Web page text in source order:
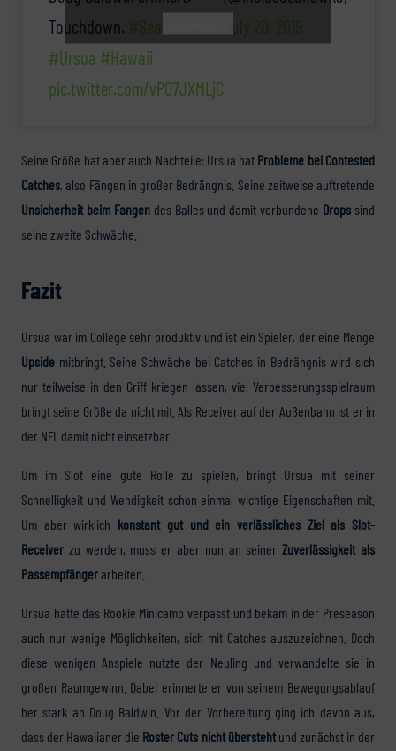
Touchdown. #Seahawks
#Ursua #Hawaii
pic.twitter.com/vP07JXMLjC
July 20, 2019
Seine Größe hat aber auch Nachteile: Ursua hat Probleme bei Contested
Catches, also Fängen in großer Bedrängnis. Seine zeitweise auftretende
Unsicherheit beim Fangendes Balles und damit verbundene Drops sind
seine zweite Schwäche.
Fazit
Ursua war im College sehr produktiv und ist ein Spieler, der eine Menge
Upside mitbringt. Seine Schwäche bei Catches in Bedrängnis wird sich
nur teilweise in den Griff kriegen lassen, viel Verbesserungsspielraum
bringt seine Größe da nicht mit. Als Receiver auf der Außenbahn ist er in
der NFL damit nicht einsetzbar.
Um im Slot eine gute Rolle zu spielen, bringt Ursua mit seiner
Schnelligkeit und Wendigkeit schon einmal wichtige Eigenschaften mit.
Um aber wirklich konstant gut und ein verlässliches Ziel als Slot-
Receiver zu werden, muss er aber nun an seinerZuverlässigkeit als
Passempfängerarbeiten.
Ursua hatte das Rookie Minicamp verpasst und bekam in der Preseason
auch nur wenige Möglichkeiten, sich mit Catches auszuzeichnen. Doch
diese wenigen Anspiele nutzte der Neuling und verwandelte sie in
großen Raumgewinn. Dabei erinnerte er von seinem Bewegungsablauf
her stark an Doug Baldwin. Vor der Vorbereitung ging ich davon aus,
dass der Hawaiianer die Roster Cuts nicht überstehtund zunächst in der